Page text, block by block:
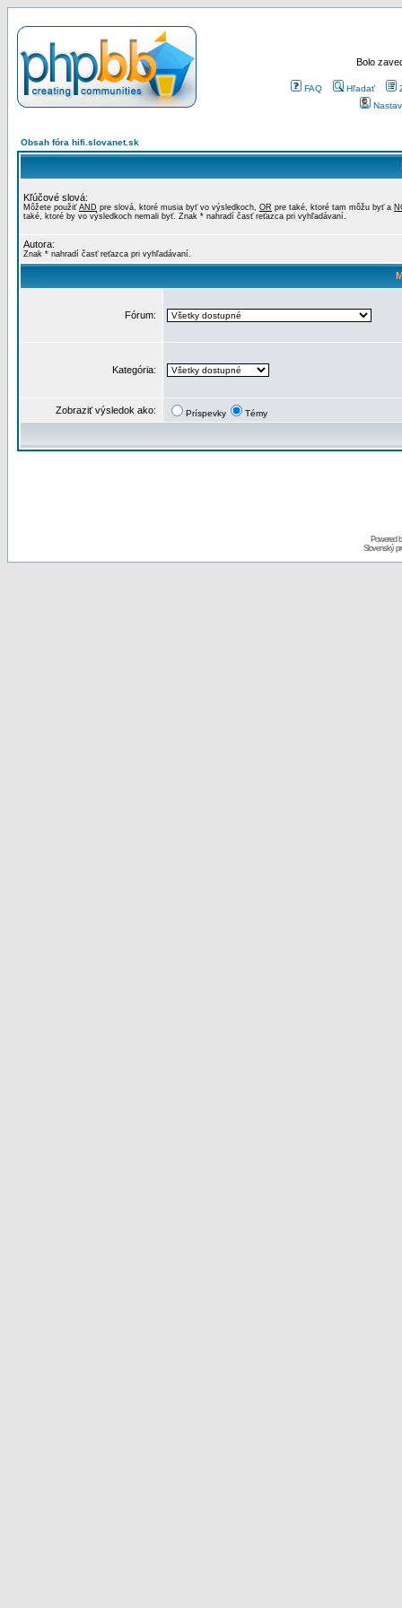
Bolo
FAQ Hľadať
Obsah fóra hifi.slovanet.sk
Kľúčové slová:
Môžete použiť AND pre slová, ktoré musia byť vo výsledkoch, OR pre také, ktoré tam môžu byť a
také, ktoré by vo výsledkoch nemali byť. Znak * nahradí časť reťazca pri vyhľadávaní.
Autora:
Znak * nahradí časť reťazca pri vyhľadávaní.
Fórum:
Kategória:
Zobraziť výsledok ako: Príspevky Témy
Powered
Slovenský